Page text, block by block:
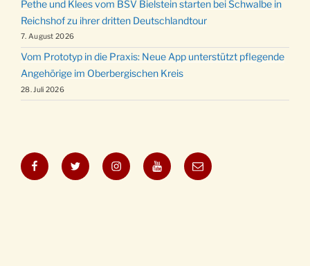
Pethe und Klees vom BSV Bielstein starten bei Schwalbe in
Reichshof zu ihrer dritten Deutschlandtour
7. August 2026
Vom Prototyp in die Praxis: Neue App unterstützt pflegende
Angehörige im Oberbergischen Kreis
28. Juli 2026
FacebookTwitter InstagramYouTubeE-
Mail